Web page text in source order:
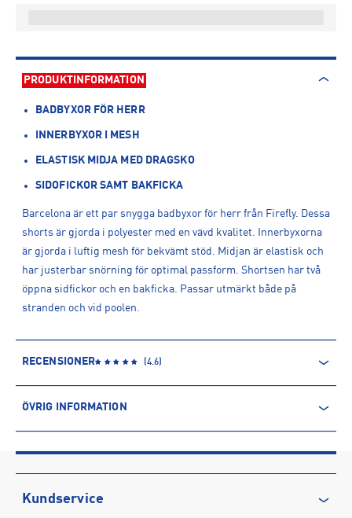
PRODUKTINFORMATION
BADBYXOR FÖR HERR
INNERBYXOR I MESH
ELASTISK MIDJA MED DRAGSKO
SIDOFICKOR SAMT BAKFICKA
Barcelona är ett par snygga badbyxor för herr från Firefly. Dessa
shorts är gjorda i polyester med en vävd kvalitet. Innerbyxorna
är gjorda i luftig mesh för bekvämt stöd. Midjan är elastisk och
har justerbar snörning för optimal passform. Shortsen har två
öppna sidfickor och en bakficka. Passar utmärkt både på
stranden och vid poolen.
RECENSIONER (4.6)
ÖVRIG INFORMATION
Produktnummer: 1589499
Leverantörens produktnummer: 1589499
Artikelnummer: 158949904-NAVY
Kundservice